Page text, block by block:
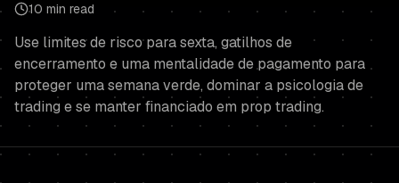
10 min read
Use limites de risco para sexta, gatilhos de
encerramento e uma mentalidade de pagamento para
proteger uma semana verde, dominar a psicologia de
trading e se manter financiado em prop trading.